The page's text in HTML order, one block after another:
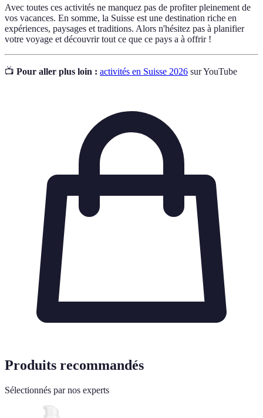
Avec toutes ces activités ne manquez pas de profiter pleinement de
vos vacances. En somme, la Suisse est une destination riche en
expériences, paysages et traditions. Alors n'hésitez pas à planifier
votre voyage et découvrir tout ce que ce pays a à offrir !
📺 Pour aller plus loin : activités en Suisse 2026 sur YouTube
Produits recommandés
Sélectionnés par nos experts